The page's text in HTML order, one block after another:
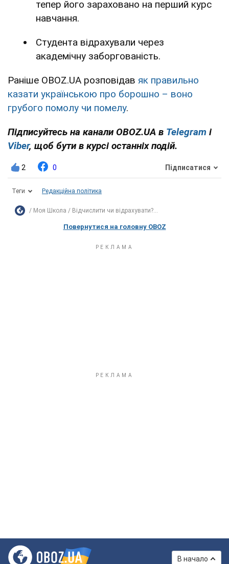
тепер його зараховано на перший курс
навчання.
Студента відрахували через
академічну заборгованість.
Раніше OBOZ.UA розповідав як правильно
казати українською про борошно – воно
грубого помолу чи помелу.
Підписуйтесь на канали OBOZ.UA в Telegram і
Viber, щоб бути в курсі останніх подій.
2 0 Підписатися
Теги Редакційна політика
Моя Школа Відчислити чи відрахувати?...
Повернутися на головну OBOZ
В начало